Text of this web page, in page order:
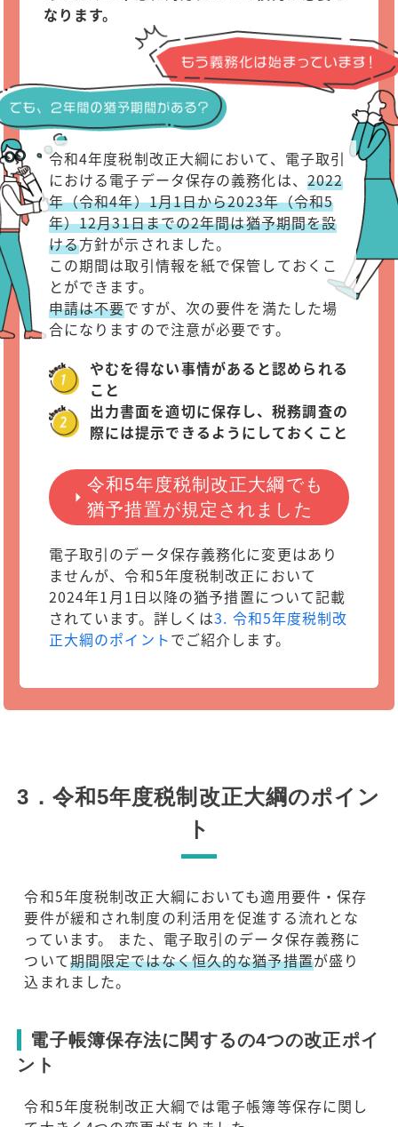
なります。
令和4年度税制改正大綱において、電子取引
における電子データ保存の義務化は、 2022
年（令和4年）1月1日から2023年（令和5
年）12月31日までの2年間は猶予期間を設
ける方針が示されました。
この期間は取引情報を紙で保管しておくこ
とができます。
申請は不要ですが、次の要件を満たした場
合になりますので注意が必要です。
やむを得ない事情があると認められる
こと
出力書面を適切に保存し、税務調査の
際には提示できるようにしておくこと
令和5年度税制改正大綱でも
猶予措置が規定されました
電子取引のデータ保存義務化に変更はあり
ませんが、令和5年度税制改正において
2024年1月1日以降の猶予措置について記載
されています。詳しくは3. 令和5年度税制改
正大綱のポイントでご紹介します。
3．令和5年度税制改正大綱のポイン
ト
令和5年度税制改正大綱においても適用要件・保存
要件が緩和され制度の利活用を促進する流れとな
っています。 また、電子取引のデータ保存義務に
ついて期間限定ではなく恒久的な猶予措置が盛り
込まれました。
電子帳簿保存法に関するの4つの改正ポイ
ント
令和5年度税制改正大綱では電子帳簿等保存に関し